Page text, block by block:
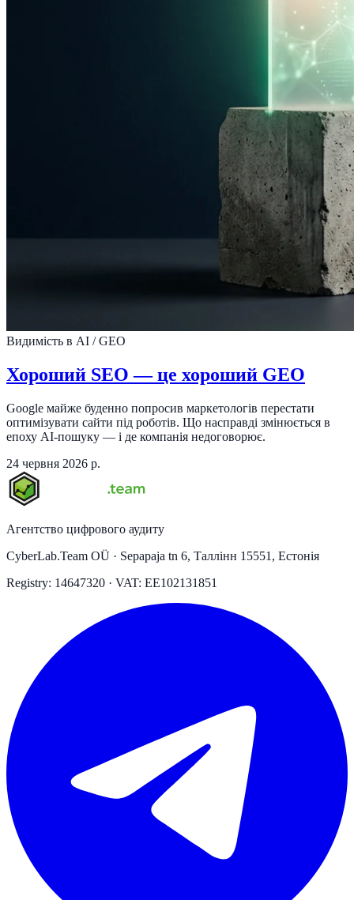
Видимість в AI / GEO
Хороший SEO — це хороший GEO
Google майже буденно попросив маркетологів перестати
оптимізувати сайти під роботів. Що насправді змінюється в
епоху AI-пошуку — і де компанія недоговорює.
24 червня 2026 р.
Агентство цифрового аудиту
CyberLab.Team OÜ · Sepapaja tn 6, Таллінн 15551, Естонія
Registry: 14647320 · VAT: EE102131851